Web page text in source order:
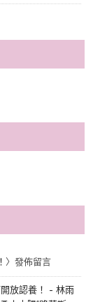
〉發佈留言
放認養！ – 林雨